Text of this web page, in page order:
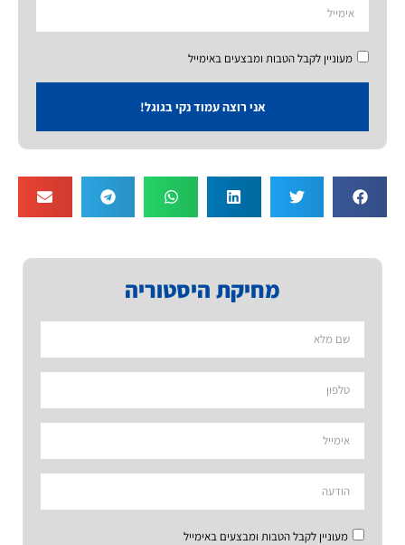
מחיקת היסטוריה
מעוניין לקבל הטבות ומבצעים באימייל
מעוניין לקבל הטבות ומבצעים באימייל
אני רוצה עמוד נקי בגוגל!